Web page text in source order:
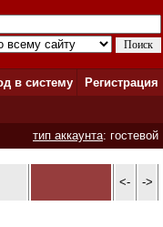
в систему
Регистрация
тип аккаунта: гостевой
<- ->